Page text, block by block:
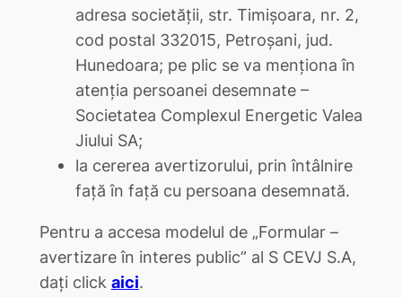
adresa societății, str. Timișoara, nr. 2,
cod postal 332015, Petroșani, jud.
Hunedoara; pe plic se va menționa în
atenția persoanei desemnate –
Societatea Complexul Energetic Valea
Jiului SA;
la cererea avertizorului, prin întâlnire
față în față cu persoana desemnată.
Pentru a accesa modelul de „Formular –
avertizare în interes public” al S CEVJ S.A,
dați click aici.